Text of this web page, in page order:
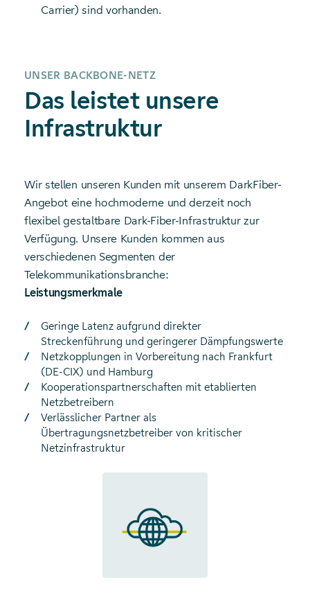
Carrier) sind vorhanden.
UNSER BACKBONE-NETZ
Das leistet unsere
Infrastruktur
Wir stellen unseren Kunden mit unserem DarkFiber-
Angebot eine hochmoderne und derzeit noch
flexibel gestaltbare Dark-Fiber-Infrastruktur zur
Verfügung. Unsere Kunden kommen aus
verschiedenen Segmenten der
Telekommunikationsbranche:
Leistungsmerkmale
Geringe Latenz aufgrund direkter
Streckenführung und geringerer Dämpfungswerte
Netzkopplungen in Vorbereitung nach Frankfurt
(DE-CIX) und Hamburg
Kooperationspartnerschaften mit etablierten
Netzbetreibern
Verlässlicher Partner als
Übertragungsnetzbetreiber von kritischer
Netzinfrastruktur